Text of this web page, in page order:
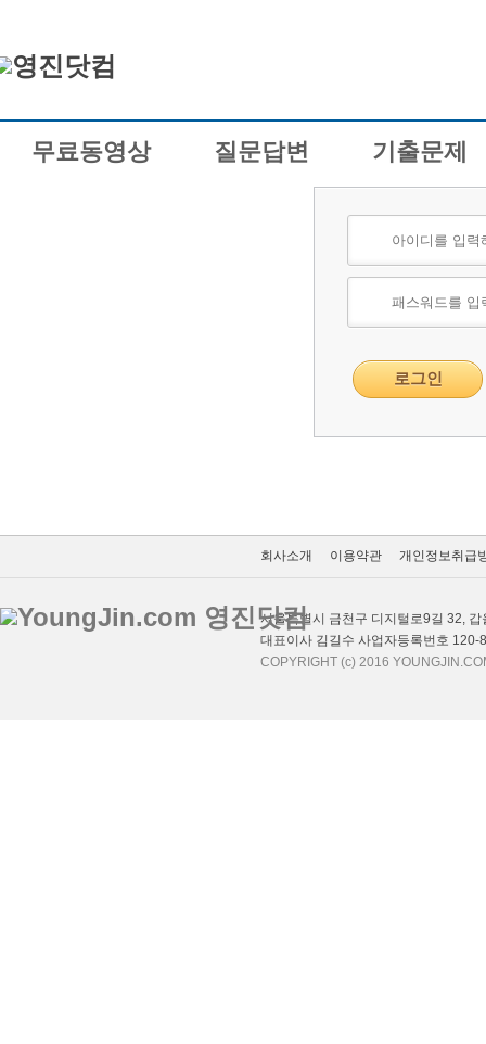
무료동영상 질문답변 기출문제
회사소개 이용약관 개인정보취급
서울특별시 금천구 디지털로9길 32,
대표이사 김길수 사업자등록번호
COPYRIGHT (c) 2016